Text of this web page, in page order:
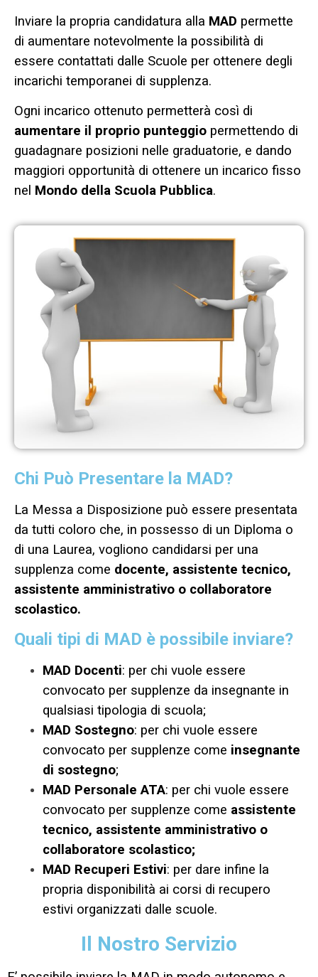
Inviare la propria candidatura alla MAD permette
di aumentare notevolmente la possibilità di
essere contattati dalle Scuole per ottenere degli
incarichi temporanei di supplenza.
Ogni incarico ottenuto permetterà così di
aumentare il proprio punteggio permettendo di
guadagnare posizioni nelle graduatorie, e dando
maggiori opportunità di ottenere un incarico fisso
nel Mondo della Scuola Pubblica.
Chi Può Presentare la MAD?
La Messa a Disposizione può essere presentata
da tutti coloro che, in possesso di un Diploma o
di una Laurea, vogliono candidarsi per una
supplenza come docente, assistente tecnico,
assistente amministrativo o collaboratore
scolastico.
Quali tipi di MAD è possibile inviare?
MAD Docenti: per chi vuole essere
convocato per supplenze da insegnante in
qualsiasi tipologia di scuola;
MAD Sostegno: per chi vuole essere
convocato per supplenze come insegnante
di sostegno;
MAD Personale ATA: per chi vuole essere
convocato per supplenze come assistente
tecnico, assistente amministrativo o
collaboratore scolastico;
MAD Recuperi Estivi: per dare infine la
propria disponibilità ai corsi di recupero
estivi organizzati dalle scuole.
Il Nostro Servizio